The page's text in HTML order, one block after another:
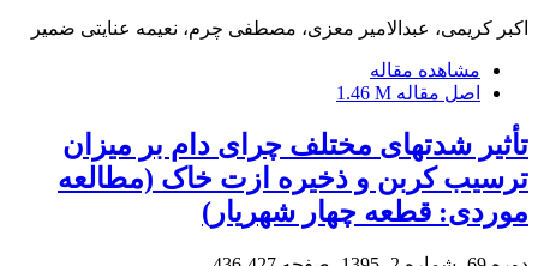
اکبر کریمی، عبدالامیر معزی، مصطفی چرم، نعیمه عنایتی ضمیر
مشاهده مقاله
اصل مقاله 1.46 M
تأثیر شدت‏های مختلف چرای دام بر میزان
ترسیب کربن و ذخیره ازت خاک (مطالعه
موردی: قطعه چهار شهریار)